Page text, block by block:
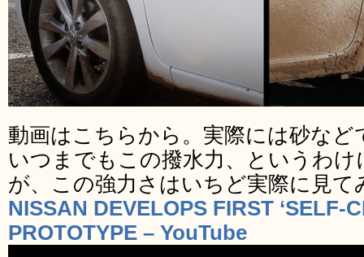
動画はこちらから。実際には砂な
いつまでもこの撥水力、というわ
が、この強力さはいちど実際に見て
NISSAN DEVELOPS FIRST ‘SELF-
PROTOTYPE – YouTube